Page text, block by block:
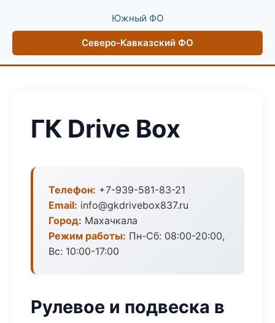
Южный ФО
Северо-Кавказский ФО
ГК Drive Box
Телефон: +7-939-581-83-21
Email: info@gkdrivebox837.ru
Город: Махачкала
Режим работы: Пн-Сб: 08:00-20:00,
Вс: 10:00-17:00
Рулевое и подвеска в